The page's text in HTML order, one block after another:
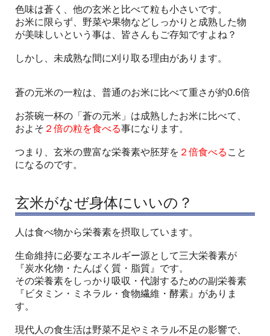
色味は蒼く、他の玄米と比べて粒も小さいです。
お米に限らず、野菜や果物などしっかりと成熟した物
が美味しいという事は、皆さんもご存知ですよね？
しかし、未成熟な間に刈り取る理由があります。
蒼の元米の一粒は、普通のお米に比べて重さが約0.6倍
お茶碗一杯の「蒼の元米」は成熟したお米に比べて、
およそ ２倍の粒を食べる事になります。
つまり、玄米の豊富な栄養素や胚芽を ２倍食べる こと
になるのです。
玄米がなぜ身体にいいの？
人は食べ物から栄養素を摂取しています。
生命維持に必要なエネルギー源として三大栄養素が
『炭水化物・たんぱく質・脂質』です。
その栄養素をしっかり吸収・代謝するための副栄養素
『ビタミン・ミネラル・食物繊維・酵素』がありま
す。
現代人の食生活は野菜不足やミネラル不足の影響で、